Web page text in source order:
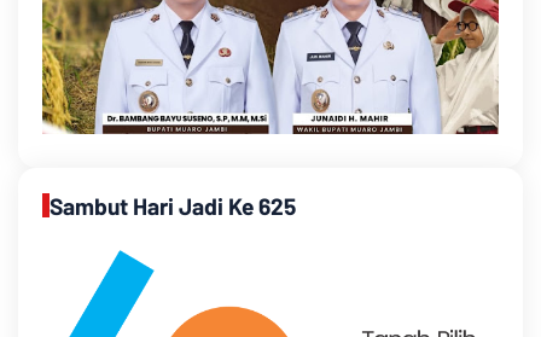
Sambut Hari Jadi Ke 625